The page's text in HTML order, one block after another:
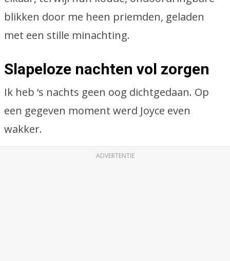
blikken door me heen priemden, geladen
met een stille minachting.
Slapeloze nachten vol zorgen
Ik heb ‘s nachts geen oog dichtgedaan. Op
een gegeven moment werd Joyce even
wakker.
ADVERTENTIE